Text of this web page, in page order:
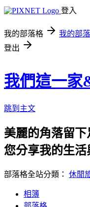
登入
我的部落格 我的部
登出
我們這一家
跳到主文
美麗的角落留
您分享我的生
部落格全站分類： 休閒
相簿